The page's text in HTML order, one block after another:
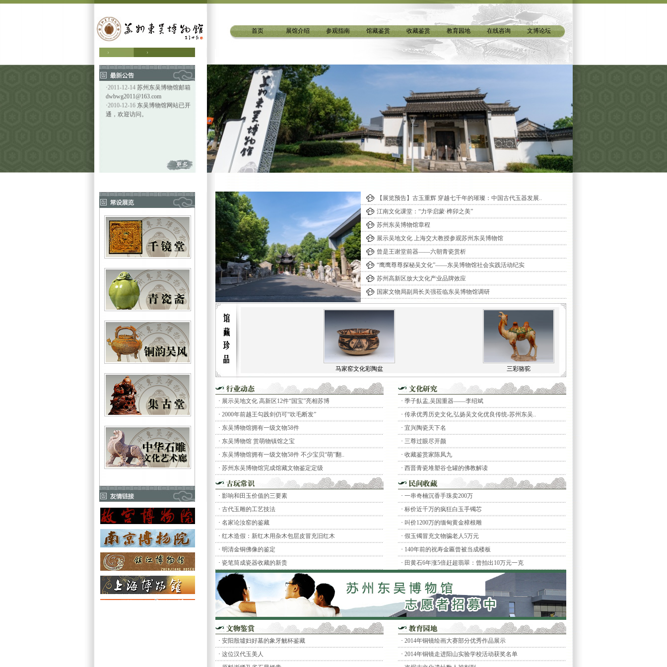
·2024-12-6 更多精彩内容，请关
注微信公众号“苏州东吴博物馆”
2011-12-14 苏州东吴博物馆邮箱
dwbwg2011@163.com
2010-12-16 东吴博物馆网站已开
通，欢迎访问。
首页 展馆介绍 参观指南 馆藏鉴赏 收藏鉴赏 教育园地 在线咨询 文博论坛
【展览预告】古玉重辉 穿越七千年的璀璨：中国古代玉器发展..
江南文化课堂：“力学启蒙·榫卯之美”
苏州东吴博物馆章程
展示吴地文化 上海交大教授参观苏州东吴博物馆
曾是王谢堂前器——六朝青瓷赏析
“鹰鹰尊尊探秘吴文化”——东吴博物馆社会实践活动纪实
苏州高新区放大文化产业品牌效应
国家文物局副局长关强莅临东吴博物馆调研
马家窑文化彩陶盆 三彩骆驼
· 展示吴地文化 高新区12件“国宝”亮相苏博
· 2000年前越王勾践剑仍可“吹毛断发”
· 东吴博物馆拥有一级文物58件
· 东吴博物馆 赏萌物镇馆之宝
· 东吴博物馆拥有一级文物58件 不少宝贝“萌”翻..
· 苏州东吴博物馆完成馆藏文物鉴定定级
· 季子飤盂,吴国重器——李绍斌
· 传承优秀历史文化,弘扬吴文化优良传统-苏州东吴..
· 宜兴陶瓷天下名
· 三尊过眼尽开颜
· 收藏鉴赏家陈凤九
· 西晋青瓷堆塑谷仓罐的佛教解读
· 影响和田玉价值的三要素
· 古代玉雕的工艺技法
· 名家论汝窑的鉴藏
· 红木造假：新红木用杂木包层皮冒充旧红木
· 明清金铜佛像的鉴定
· 瓷笔筒成瓷器收藏的新贵
· 一串奇楠沉香手珠卖200万
· 标价近千万的疯狂白玉手镯芯
· 叫价1200万的缅甸黄金樟根雕
· 假玉镯冒充文物骗老人5万元
· 140年前的祝寿金匾曾被当成楼板
· 田黄石6年涨5倍赶超翡翠：曾拍出10万元一克
· 安阳殷墟妇好墓的象牙觥杯鉴藏
· 这位汉代玉美人
· 2014年铜镜绘画大赛部分优秀作品展示
· 2014年铜镜走进阳山实验学校活动获奖名单